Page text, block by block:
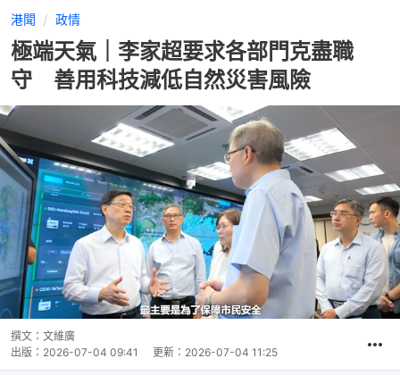
港聞 政情
極端天氣｜李家超要求各部門克盡職
守 善用科技減低自然災害風險
撰文： 文維廣
出版： 2026-07-04 09:41 更新： 2026-07-04 11:25